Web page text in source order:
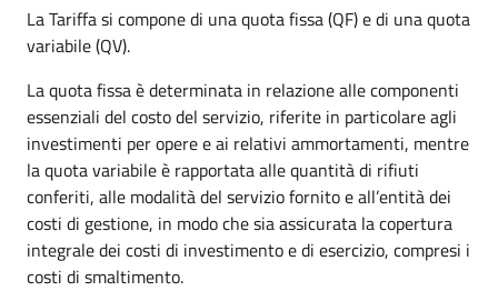
La Tariffa si compone di una quota fissa (QF) e di una quota
variabile (QV).
La quota fissa è determinata in relazione alle componenti
essenziali del costo del servizio, riferite in particolare agli
investimenti per opere e ai relativi ammortamenti, mentre
la quota variabile è rapportata alle quantità di rifiuti
conferiti, alle modalità del servizio fornito e all’entità dei
costi di gestione, in modo che sia assicurata la copertura
integrale dei costi di investimento e di esercizio, compresi i
costi di smaltimento.